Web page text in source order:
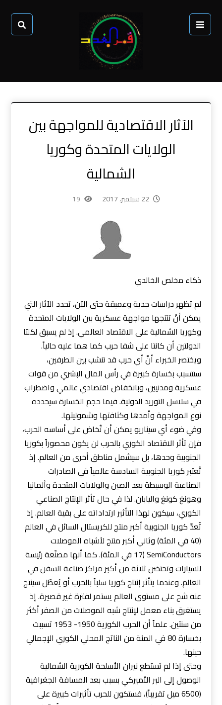
الآثار الاقتصادية للمواجهة بين
الولايات المتحدة وكوريا
الشمالية
22 سبتمبر، 2017 19
ذكاء مخلص الخالدي
لم تظهر دراسات جدية وعميقة حتى الآن، تحدد الآثار التي
يمكن أنْ تنتجها مواجهة عسكرية بين الولايات المتحدة
وكوريا الشمالية على الاقتصاد العالمي. إذ لم يسبق لكلتا
الدولتين أن كانتا على شفا حرب كما هما عليه حالياً.
ويختصر الخبراء أنَّ أي حرب قد تنشب بين الطرفين،
ستتسبب بخسارة كبيرة في رأس المال البشري من قوات
عسكرية ومدنيين، وبانخفاض اقتصادي عالمي واضطراب
في سلاسل التوريد الدولية. فيما حجم الخسارة سيحدده
نوع المواجهة وأمدها وكثافتها وشموليتها.
وفي ضوء أي سيناريو يمكن أن تُخاض على أساسه الحرب،
فإن تأثر الاقتصاد الكوري بالحرب لن يكون محصوراً بكوريا
الجنوبية وحدها، بل سيشمل مناطق أخرى من العالم. إذ
تُعتبر كوريا الجنوبية السادسة عالمياً في الصادرات
الصناعية الوسيطة بعد الصين والولايات المتحدة وألمانيا
وهونغ كونغ واليابان. لذا في حال تأثر الإنتاج الصناعي
الكوري، سيكون لهذا التأثير ارتداداته على بقية العالم. إذ
تُعدّ كوريا الجنوبية أكبر منتج للكريستال السائل في العالم
(40 في المئة) وثاني أكبر منتج لأشباه الموصلات
SemiConductors (17 في المئة). كما أنها مصنّعة رئيسة
للسيارات وتحتضن ثلاثة من أكبر مراكز صناعة السفن في
العالم. وعندما يتأثر إنتاج كوريا سلباً بالحرب أو يُعطّل سينتج
عنه شح على مستوى العالم يستمر لفترة غير قصيرة. إذ
يستغرق بناء معمل لإنتاج شبه الموصلات من الصفر أكثر
من سنتين. علماً أن الحرب الكورية 1950- 1953 تسببت
بخسارة 80 في المئة من الناتج المحلي الكوري الإجمالي
حينها.
وحتى إذا لم تستطع نيران الأسلحة الكورية الشمالية
الوصول إلى البر الأميركي بسبب بعد المسافة الجغرافية
(6500 ميل تقريباً)، فستكون للحرب تأثيرات كبيرة على